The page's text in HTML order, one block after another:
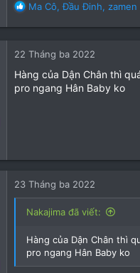
R
t
n
Ma Cô,Đầu Đinh, zamen
22 Tháng ba 2022
Hàng của Dận Chân thì
pro ngang Hân Baby ko
23 Tháng ba 2022
Nakajima đã viết:
Hàng của Dận Chân thì
pro ngang Hân Baby ko